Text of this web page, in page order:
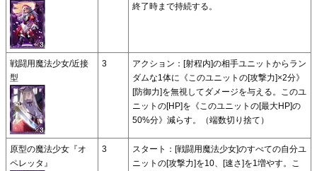
終了時まで持続する。
戦闘用魔法少女/近接
型
3
アクション：[射程内]の相手ユニットからラン
ダムな1体に《このユニットの[攻撃力]×2分》
[防御力]を無視してダメージを与える。このユ
ニットの[HP]を《このユニットの[最大HP]の
50%分》減らす。（端数切り捨て）
原型の魔法少女『オ
ペレッタ』
3
スタート：[戦闘用魔法少女]のすべての自分ユ
ニットの[攻撃力]を10、[速さ]を1増やす。こ